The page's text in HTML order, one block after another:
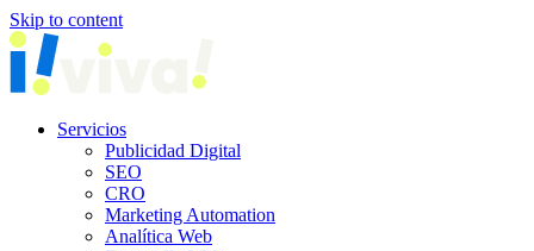
Skip to content
Servicios
Publicidad Digital
SEO
CRO
Marketing Automation
Analítica Web